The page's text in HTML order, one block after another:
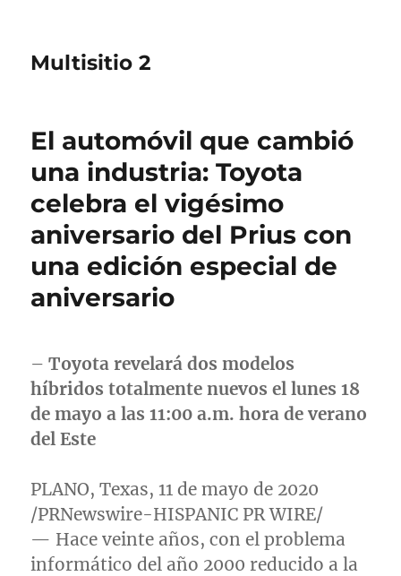
Multisitio 2
El automóvil que cambió
una industria: Toyota
celebra el vigésimo
aniversario del Prius con
una edición especial de
aniversario
–Toyota revelará dos modelos
híbridos totalmente nuevos el lunes 18
de mayo a las11:00 a.m. hora de verano
del Este
PLANO, Texas, 11 de mayo de 2020
/PRNewswire-HISPANIC PR WIRE/
— Hace veinte años, con el problema
informático del año 2000 reducido a la